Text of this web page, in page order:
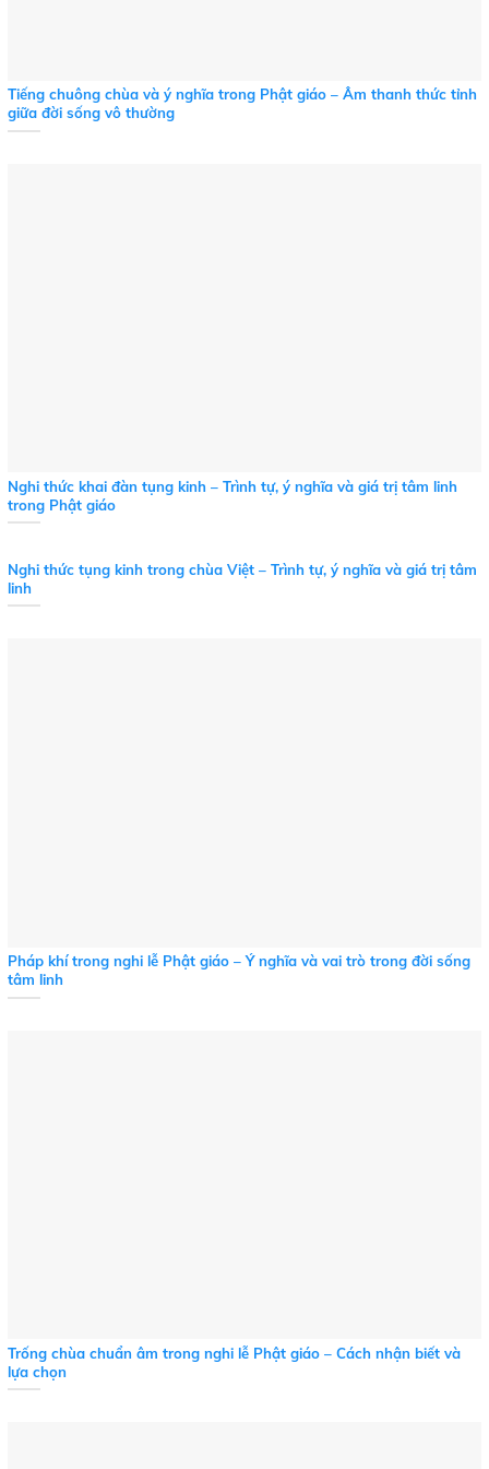
Tiếng chuông chùa và ý nghĩa trong Phật giáo – Âm thanh thức tỉnh
giữa đời sống vô thường
Nghi thức khai đàn tụng kinh – Trình tự, ý nghĩa và giá trị tâm linh
trong Phật giáo
Nghi thức tụng kinh trong chùa Việt – Trình tự, ý nghĩa và giá trị tâm
linh
Pháp khí trong nghi lễ Phật giáo – Ý nghĩa và vai trò trong đời sống
tâm linh
Trống chùa chuẩn âm trong nghi lễ Phật giáo – Cách nhận biết và
lựa chọn